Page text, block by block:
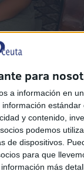
para
a información en
y contenido,
podemos
de dispositivos.
para que
más
los años en los